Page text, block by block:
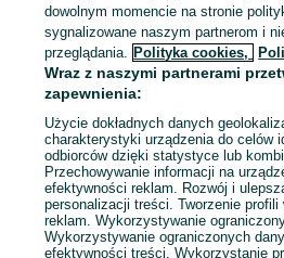
Zaloguj się / Załóż konto
Zadzwoń / SMS
dowolnym momencie na stronie
sygnalizowane naszym partnerom i
przeglądania. Polityka cookies,
Wraz z naszymi partnerami
zapewnienia:
Użycie dokładnych danych
charakterystyki urządzenia do celów
odbiorców dzięki statystyce lub
Przechowywanie informacji na
efektywności reklam. Rozwój i
personalizacji treści. Tworzenie
reklam. Wykorzystywanie
Wykorzystywanie ograniczonych
efektywności treści. Wykorzystanie